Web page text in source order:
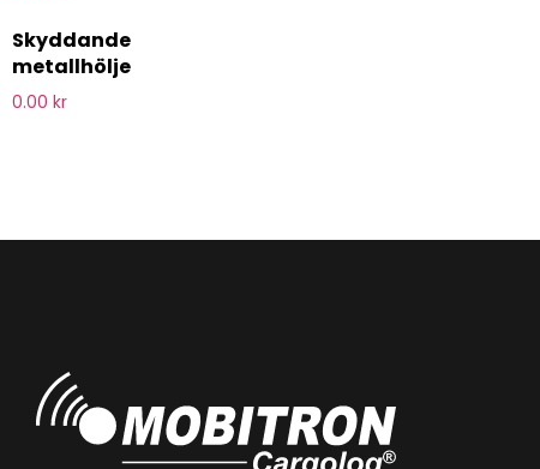
Skyddande
metallhölje
0.00 kr